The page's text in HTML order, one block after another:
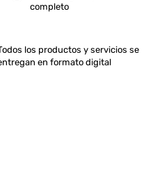
completo
los productos y servicios se
en formato digital